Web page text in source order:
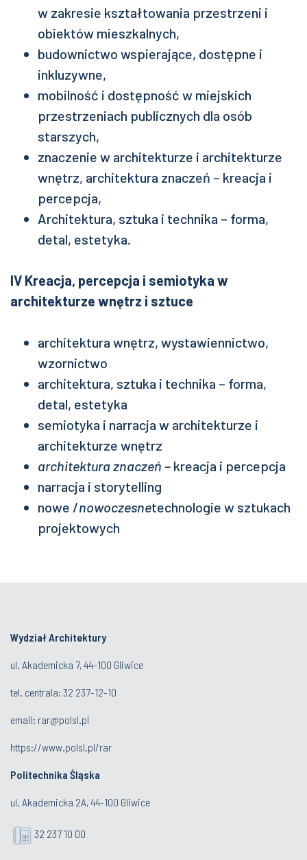
w zakresie kształtowania przestrzeni i
obiektów mieszkalnych,
budownictwo wspierające, dostępne i
inkluzywne,
mobilność i dostępność w miejskich
przestrzeniach publicznych dla osób
starszych,
znaczenie w architekturze i architekturze
wnętrz, architektura znaczeń – kreacja i
percepcja,
Architektura, sztuka i technika – forma,
detal, estetyka.
IV Kreacja, percepcja i semiotyka w
architekturze wnętrz i sztuce
architektura wnętrz, wystawiennictwo,
wzornictwo
architektura, sztuka i technika – forma,
detal, estetyka
semiotyka i narracja w architekturze i
architekturze wnętrz
architektura znaczeń – kreacja i percepcja
narracja i storytelling
nowe /nowoczesnetechnologie w sztukach
projektowych
Wydział Architektury
ul. Akademicka 7, 44-100 Gliwice
tel. centrala: 32 237-12-10
email: rar@polsl.pl
https://www.polsl.pl/rar
Politechnika Śląska
ul. Akademicka 2A, 44-100 Gliwice
32 237 10 00